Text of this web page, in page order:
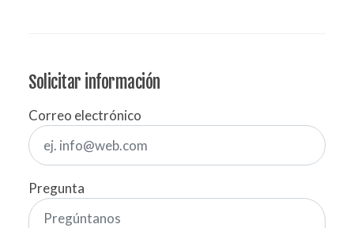
Solicitar información
Correo electrónico
Pregunta